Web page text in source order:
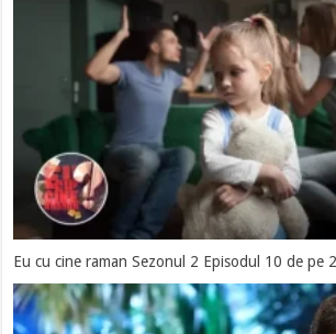
Eu cu cine raman Sezonul 2 Episodul 10 de pe